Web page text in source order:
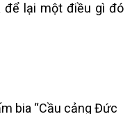
để lại một điều gì đó
bia “Cầu cảng Đức